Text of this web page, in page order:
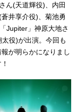
ん(天道輝役)、内田
井享介役)、菊池勇
Jupiter」神原大地さ
役)が出演。今回も
が明らかになりまし